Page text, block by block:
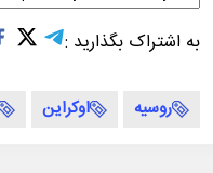
به اشتراک بگذارید :
روسیه اوکراین